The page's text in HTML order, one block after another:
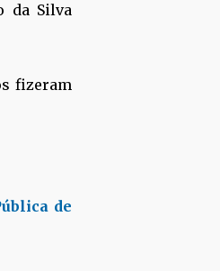
da Silva
fizeram
de